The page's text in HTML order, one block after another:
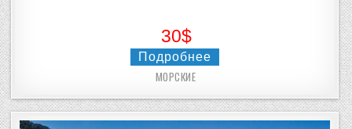
30$
Подробнее
Posted
МОРСКИЕ